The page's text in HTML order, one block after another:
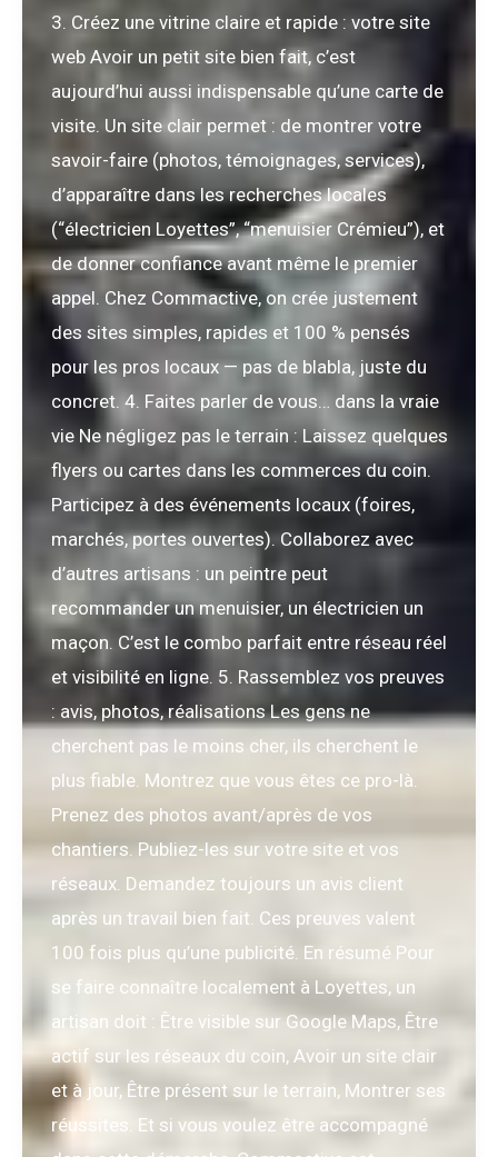
3. Créez une vitrine claire et rapide : votre site
web Avoir un petit site bien fait, c’est
aujourd’hui aussi indispensable qu’une carte de
visite. Un site clair permet : de montrer votre
savoir-faire (photos, témoignages, services),
d’apparaître dans les recherches locales
(“électricien Loyettes”, “menuisier Crémieu”), et
de donner confiance avant même le premier
appel. Chez Commactive, on crée justement
des sites simples, rapides et 100 % pensés
pour les pros locaux — pas de blabla, juste du
concret. 4. Faites parler de vous… dans la vraie
vie Ne négligez pas le terrain : Laissez quelques
flyers ou cartes dans les commerces du coin.
Participez à des événements locaux (foires,
marchés, portes ouvertes). Collaborez avec
d’autres artisans : un peintre peut
recommander un menuisier, un électricien un
maçon. C’est le combo parfait entre réseau réel
et visibilité en ligne. 5. Rassemblez vos preuves
: avis, photos, réalisations Les gens ne
cherchent pas le moins cher, ils cherchent le
plus fiable. Montrez que vous êtes ce pro-là.
Prenez des photos avant/après de vos
chantiers. Publiez-les sur votre site et vos
réseaux. Demandez toujours un avis client
après un travail bien fait. Ces preuves valent
100 fois plus qu’une publicité. En résumé Pour
se faire connaître localement à Loyettes, un
artisan doit : Être visible sur Google Maps, Être
actif sur les réseaux du coin, Avoir un site clair
et à jour, Être présent sur le terrain, Montrer ses
réussites. Et si vous voulez être accompagné